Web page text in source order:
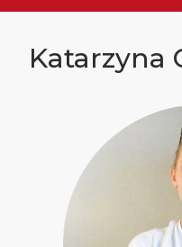
Katarzyna